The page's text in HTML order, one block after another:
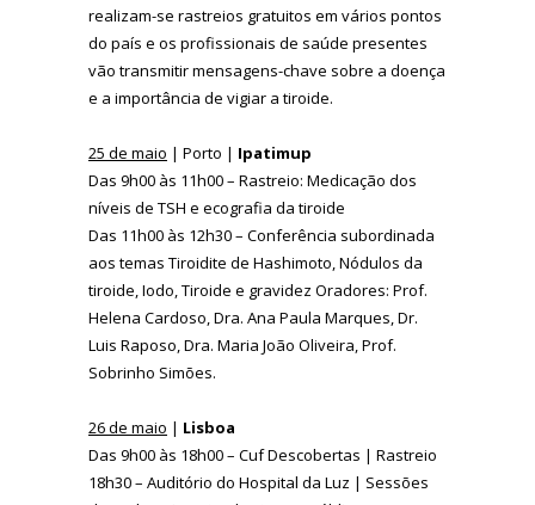
realizam-se rastreios gratuitos em vários pontos
do país e os profissionais de saúde presentes
vão transmitir mensagens-chave sobre a doença
e a importância de vigiar a tiroide.
25 de maio | Porto | Ipatimup
Das 9h00 às 11h00 – Rastreio: Medicação dos
níveis de TSH e ecografia da tiroide
Das 11h00 às 12h30 – Conferência subordinada
aos temas Tiroidite de Hashimoto, Nódulos da
tiroide, Iodo, Tiroide e gravidez Oradores: Prof.
Helena Cardoso, Dra. Ana Paula Marques, Dr.
Luis Raposo, Dra. Maria João Oliveira, Prof.
Sobrinho Simões.
26 de maio | Lisboa
Das 9h00 às 18h00 – Cuf Descobertas | Rastreio
18h30 – Auditório do Hospital da Luz | Sessões